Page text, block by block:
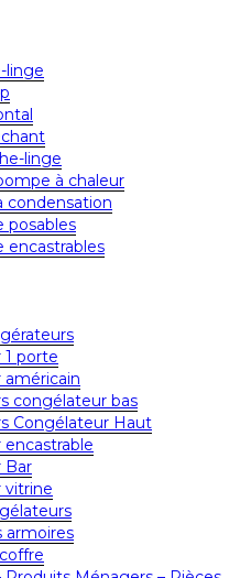
linge
linge
à chaleur
condensation
posables
encastrables
porte
américain
congélateur bas
Congélateur Haut
Bar
vitrine
armoires